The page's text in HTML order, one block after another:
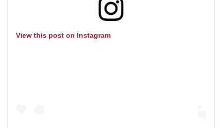
View this post on Instagram